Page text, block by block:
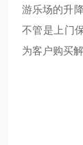
游乐场的升
不管是上门
为客户购买